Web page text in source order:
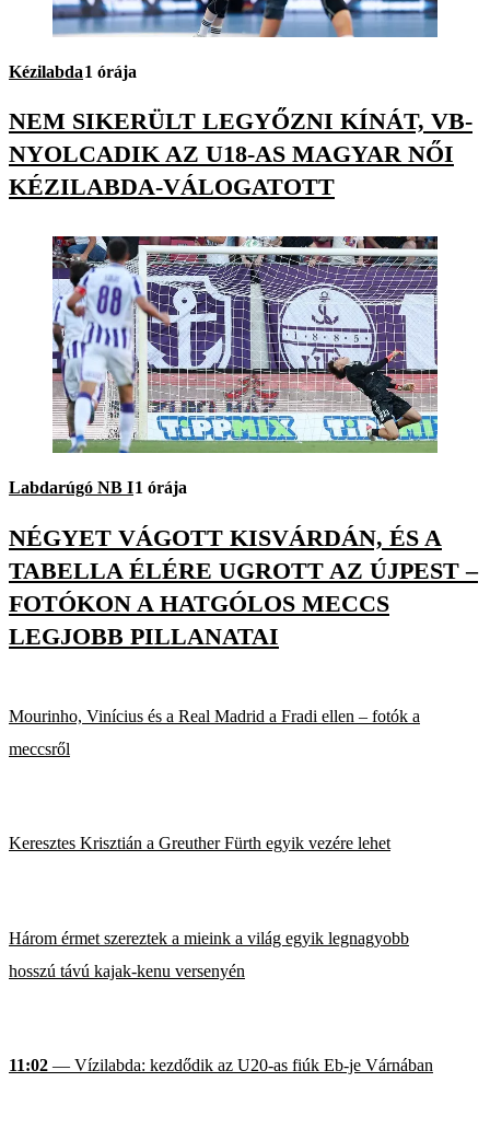
Kézilabda1 órája
NEM SIKERÜLT LEGYŐZNI KÍNÁT, VB-
NYOLCADIK AZ U18-AS MAGYAR NŐI
KÉZILABDA-VÁLOGATOTT
Labdarúgó NB I1 órája
NÉGYET VÁGOTT KISVÁRDÁN, ÉS A
TABELLA ÉLÉRE UGROTT AZ ÚJPEST –
FOTÓKON A HATGÓLOS MECCS
LEGJOBB PILLANATAI
Mourinho, Vinícius és a Real Madrid a Fradi ellen – fotók a
meccsről
Keresztes Krisztián a Greuther Fürth egyik vezére lehet
Három érmet szereztek a mieink a világ egyik legnagyobb
hosszú távú kajak-kenu versenyén
11:02 — Vízilabda: kezdődik az U20-as fiúk Eb-je Várnában